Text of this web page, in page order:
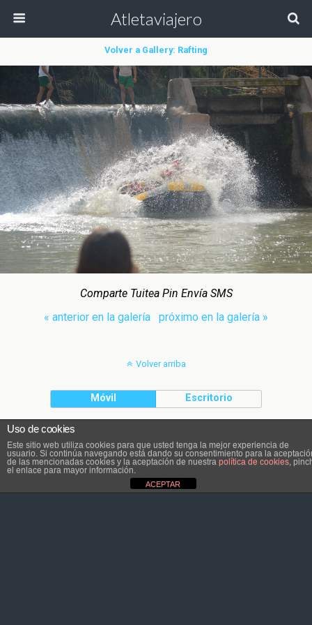
Atletaviajero
Volver a Gallery: Rafting
Comparte Tuitea Pin Envía SMS
« anterior en la galería
próximo en la galería »
Volver arriba
Móvil Escritorio
El contenido pertenece a Atletaviajero.info
Uso de cookies
Este sitio web utiliza cookies para que usted tenga la mejor experiencia de
usuario. Si continúa navegando está dando su consentimiento para la
de las mencionadas cookies y la aceptación de nuestra política de cookies ,
el enlace para mayor información.
ACEPTAR